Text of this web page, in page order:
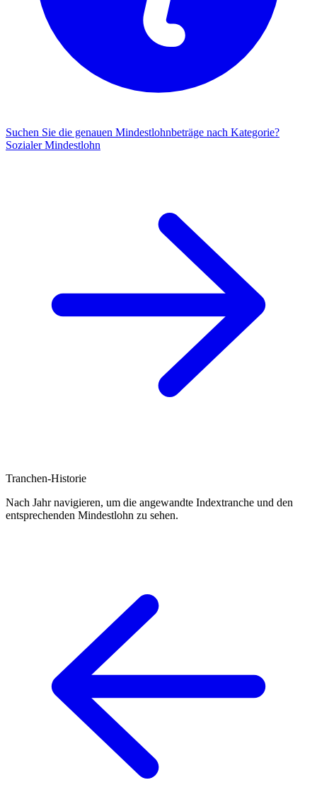
Suchen Sie die genauen Mindestlohnbeträge nach Kategorie?
Sozialer Mindestlohn
Tranchen-Historie
Nach Jahr navigieren, um die angewandte Indextranche und den
entsprechenden Mindestlohn zu sehen.